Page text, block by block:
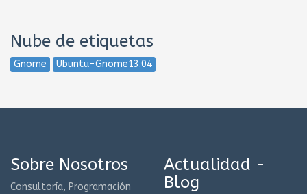
Nube de etiquetas
Gnome Ubuntu-Gnome13.04
Sobre Nosotros
Consultoría, Programación
Actualidad -
Blog